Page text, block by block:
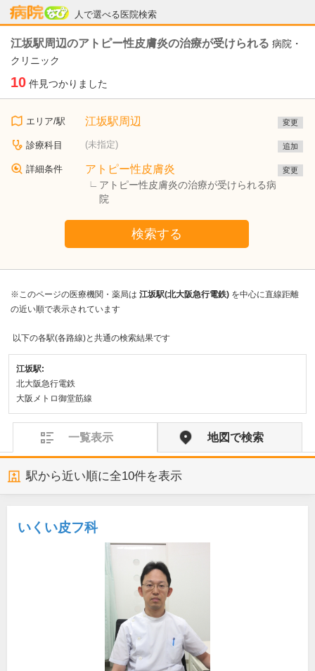
人で選べる医院検索
病院なび
江坂駅周辺のアトピー性皮膚炎の治療が受けられる 病院・
クリニック
10 件見つかりました
エリア/駅 江坂駅周辺 変更
診療科目 (未指定) 追加
詳細条件 アトピー性皮膚炎
アトピー性皮膚炎の治療が受けられる病
院
変更
検索する
※このページの医療機関・薬局は 江坂駅(北大阪急行電鉄) を中心に直線距離
の近い順で表示されています
以下の各駅(各路線)と共通の検索結果です
江坂駅:
北大阪急行電鉄
大阪メトロ御堂筋線
一覧表示 地図で検索
駅から近い順に全10件を表示
いくい皮フ科